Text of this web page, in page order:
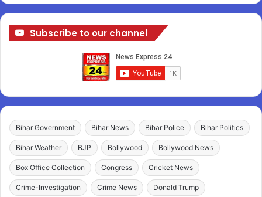
Subscribe to our channel
Bihar Government Bihar News Bihar Police Bihar Politics
Bihar Weather BJP Bollywood Bollywood News
Box Office Collection Congress Cricket News
Crime-Investigation Crime News Donald Trump